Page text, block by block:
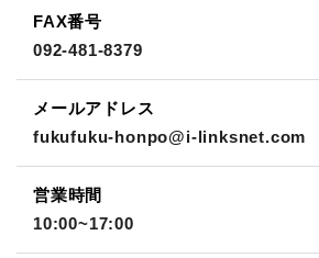
FAX番号
092-481-8379
メールアドレス
fukufuku-honpo@i-linksnet.com
営業時間
10:00~17:00